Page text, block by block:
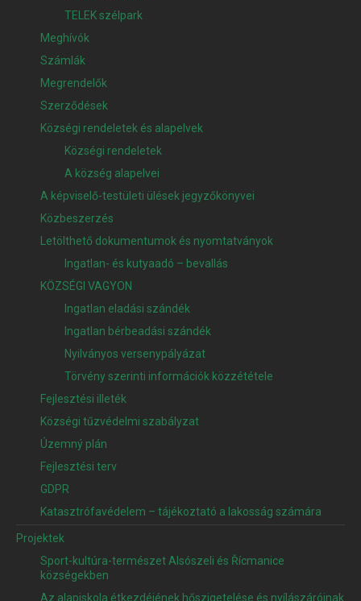
TELEK szélpark
Meghívók
Számlák
Megrendelők
Szerződések
Községi rendeletek és alapelvek
Községi rendeletek
A község alapelvei
A képviselő-testületi ülések jegyzőkönyvei
Közbeszerzés
Letölthető dokumentumok és nyomtatványok
Ingatlan- és kutyaadó – bevallás
KÖZSÉGI VAGYON
Ingatlan eladási szándék
Ingatlan bérbeadási szándék
Nyilványos versenypályázat
Törvény szerinti információk közzététele
Fejlesztési illeték
Községi tűzvédelmi szabályzat
Územný plán
Fejlesztési terv
GDPR
Katasztrófavédelem – tájékoztató a lakosság számára
Projektek
Sport-kultúra-természet Alsószeli és Řícmanice
községekben
Az alapiskola étkezdéjének hőszigetelése és nyílászáróinak